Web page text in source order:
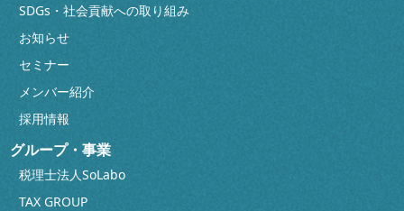
SDGs・社会貢献への取り組み
お知らせ
セミナー
メンバー紹介
採用情報
グループ・事業
税理士法人SoLabo
TAX GROUP